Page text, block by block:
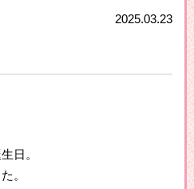
2025.03.23
日。
た。